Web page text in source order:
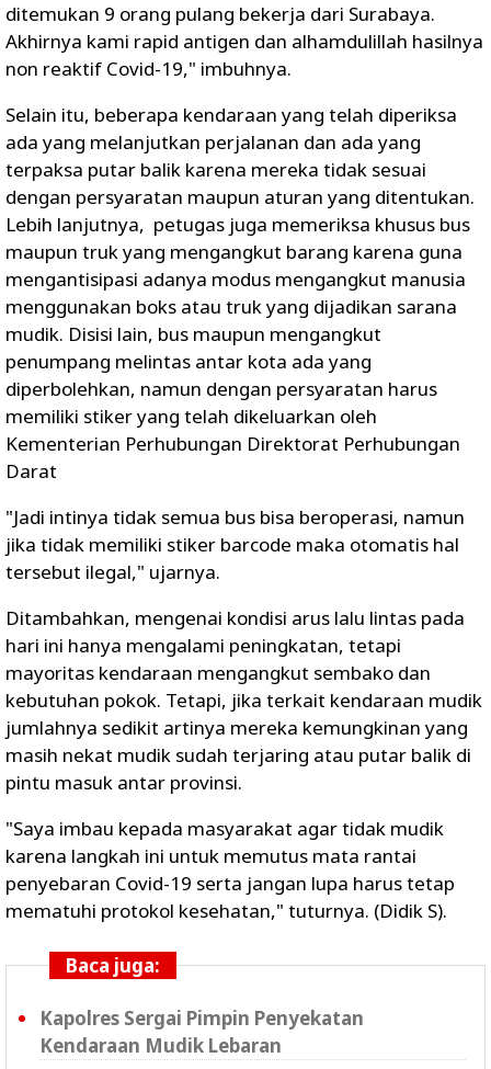
ditemukan 9 orang pulang bekerja dari Surabaya.
Akhirnya kami rapid antigen dan alhamdulillah hasilnya
non reaktif Covid-19," imbuhnya.
Selain itu, beberapa kendaraan yang telah diperiksa
ada yang melanjutkan perjalanan dan ada yang
terpaksa putar balik karena mereka tidak sesuai
dengan persyaratan maupun aturan yang ditentukan.
Lebih lanjutnya, petugas juga memeriksa khusus bus
maupun truk yang mengangkut barang karena guna
mengantisipasi adanya modus mengangkut manusia
menggunakan boks atau truk yang dijadikan sarana
mudik. Disisi lain, bus maupun mengangkut
penumpang melintas antar kota ada yang
diperbolehkan, namun dengan persyaratan harus
memiliki stiker yang telah dikeluarkan oleh
Kementerian Perhubungan Direktorat Perhubungan
Darat
"Jadi intinya tidak semua bus bisa beroperasi, namun
jika tidak memiliki stiker barcode maka otomatis hal
tersebut ilegal," ujarnya.
Ditambahkan, mengenai kondisi arus lalu lintas pada
hari ini hanya mengalami peningkatan, tetapi
mayoritas kendaraan mengangkut sembako dan
kebutuhan pokok. Tetapi, jika terkait kendaraan mudik
jumlahnya sedikit artinya mereka kemungkinan yang
masih nekat mudik sudah terjaring atau putar balik di
pintu masuk antar provinsi.
"Saya imbau kepada masyarakat agar tidak mudik
karena langkah ini untuk memutus mata rantai
penyebaran Covid-19 serta jangan lupa harus tetap
mematuhi protokol kesehatan," tuturnya. (Didik S).
Baca juga:
Kapolres Sergai Pimpin Penyekatan
Kendaraan Mudik Lebaran